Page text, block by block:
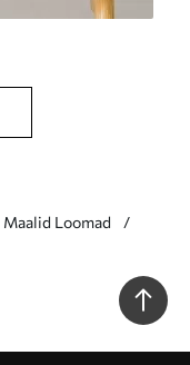
Maalid Loomad